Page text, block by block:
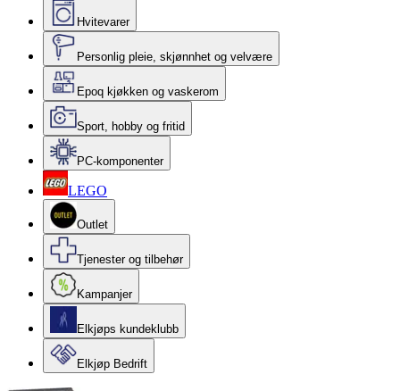
Hvitevarer
Personlig pleie, skjønnhet og velvære
Epoq kjøkken og vaskerom
Sport, hobby og fritid
PC-komponenter
LEGO
Outlet
Tjenester og tilbehør
Kampanjer
Elkjøps kundeklubb
Elkjøp Bedrift